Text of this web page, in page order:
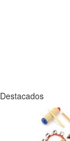
Destacados